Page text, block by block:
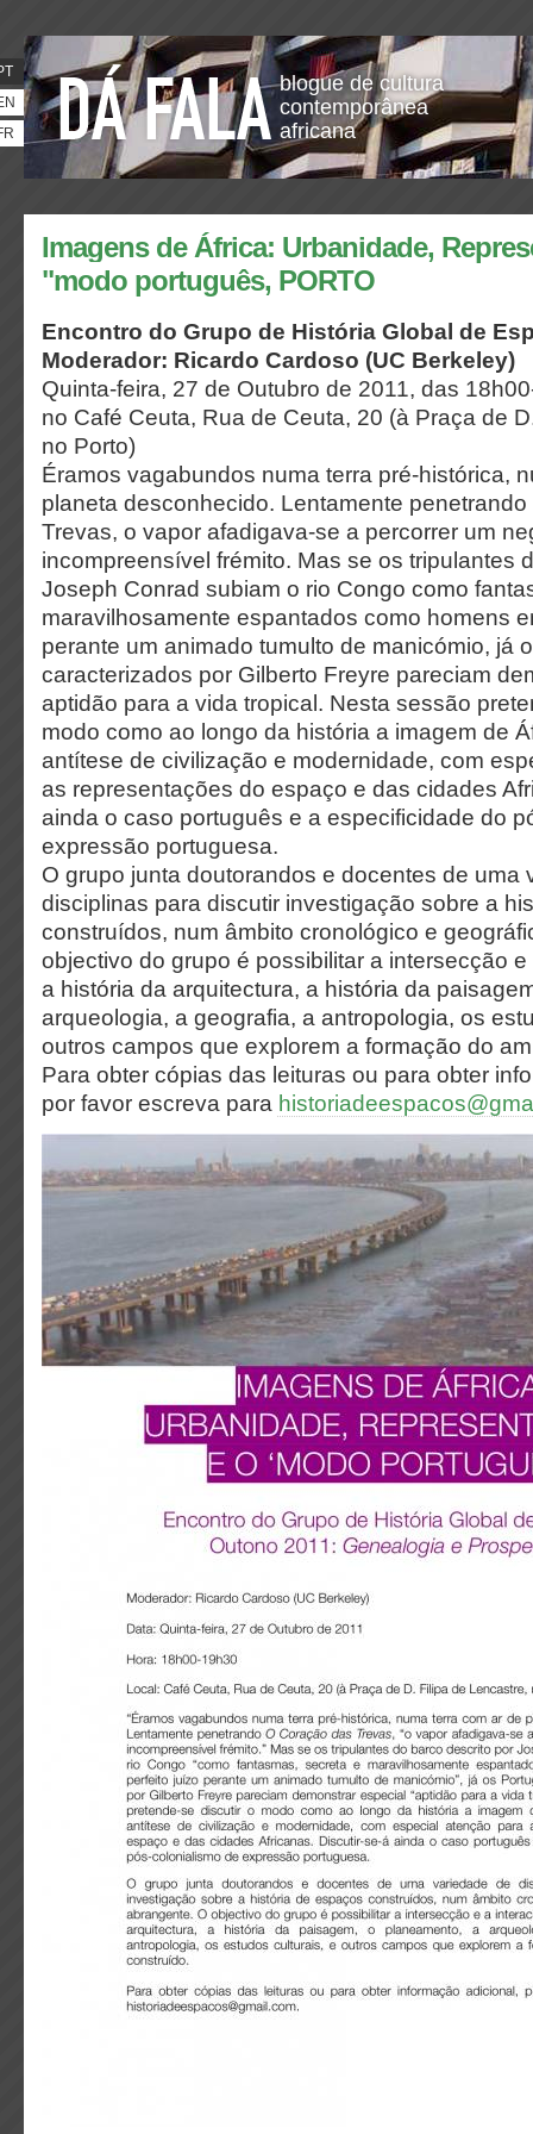
blogue de cultura
contemporânea
africana
Imagens de África: Urbanidade,
"modo português, PORTO
Encontro do Grupo de História Global de
Moderador: Ricardo Cardoso (UC Berkeley)
Quinta-feira, 27 de Outubro de 2011, das
no Café Ceuta, Rua de Ceuta, 20 (à Praça de
no Porto)
Éramos vagabundos numa terra pré-histórica,
planeta desconhecido. Lentamente
Trevas, o vapor afadigava-se a percorrer um
incompreensível frémito. Mas se os tripulantes
Joseph Conrad subiam o rio Congo como
maravilhosamente espantados como homens
perante um animado tumulto de manicómio, já
caracterizados por Gilberto Freyre pareciam
aptidão para a vida tropical. Nesta sessão
modo como ao longo da história a imagem de
antítese de civilização e modernidade, com
as representações do espaço e das cidades
ainda o caso português e a especificidade do
expressão portuguesa.
O grupo junta doutorandos e docentes de uma
disciplinas para discutir investigação sobre a
construídos, num âmbito cronológico e
objectivo do grupo é possibilitar a intersecção
a história da arquitectura, a história da
arqueologia, a geografia, a antropologia, os
outros campos que explorem a formação do
Para obter cópias das leituras ou para obter
por favor escreva para